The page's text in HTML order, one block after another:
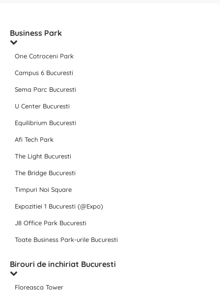
Business Park
One Cotroceni Park
Campus 6 Bucuresti
Sema Parc Bucuresti
U Center Bucuresti
Equilibrium Bucuresti
Afi Tech Park
The Light Bucuresti
The Bridge Bucuresti
Timpuri Noi Square
Expozitiei 1 Bucuresti (@Expo)
J8 Office Park Bucuresti
Toate Business Park-urile Bucuresti
Birouri de inchiriat Bucuresti
Floreasca Tower